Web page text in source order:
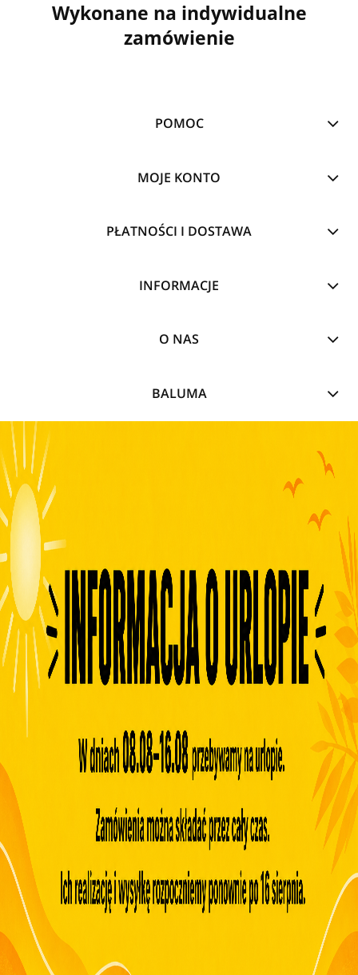
Wykonane na indywidualne
zamówienie
POMOC
MOJE KONTO
PŁATNOŚCI I DOSTAWA
INFORMACJE
O NAS
BALUMA